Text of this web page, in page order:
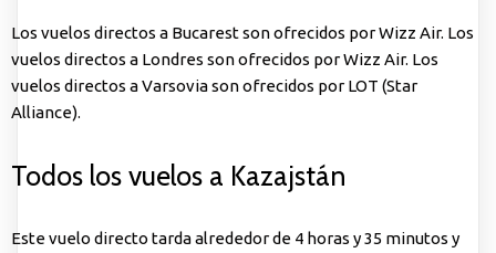
Los vuelos directos a Bucarest son ofrecidos por Wizz Air. Los
vuelos directos a Londres son ofrecidos por Wizz Air. Los
vuelos directos a Varsovia son ofrecidos por LOT (Star
Alliance).
Todos los vuelos a Kazajstán
Este vuelo directo tarda alrededor de 4 horas y 35 minutos y